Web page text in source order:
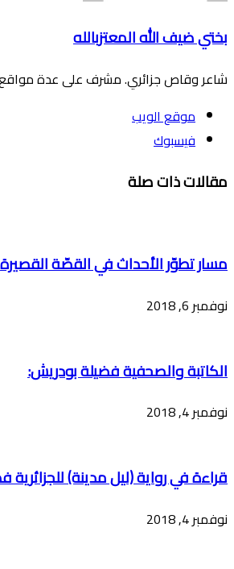
بختي ضيف الله المعتزبالله
شاعر وقاص جزائري. مشرف على عدة مواقع
موقع الويب
فيسبوك
مقالات ذات صلة
مسار تطوّر الأحداث في القصّة القصيرة
نوفمبر 6, 2018
الكاتبة والصحفية فضيلة بودريش:
نوفمبر 4, 2018
قراءة في رواية (ليل مدينة)
نوفمبر 4, 2018